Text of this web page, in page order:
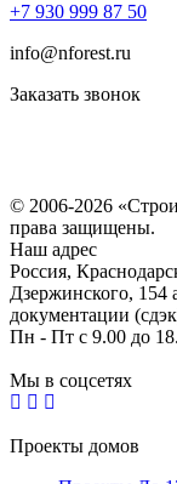
+7 930 999 87 50
info@nforest.ru
Заказать звонок
© 2006-2026
права защищены.
Наш адрес
Россия,
Дзержинского, 154
документации
Пн - Пт с 9.00 до
Мы в соцсетях
Проекты домов